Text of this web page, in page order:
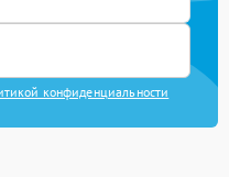
конфиденциальности